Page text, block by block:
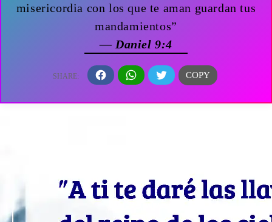
misericordia con los que te aman guardan tus
mandamientos”
— Daniel 9:4